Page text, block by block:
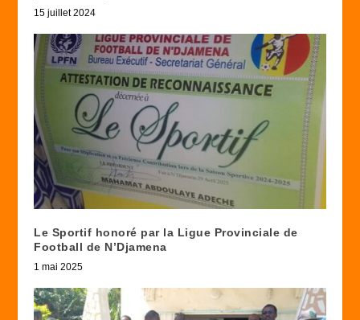
15 juillet 2024
Le Sportif honoré par la Ligue Provinciale de
Football de N’Djamena
1 mai 2025